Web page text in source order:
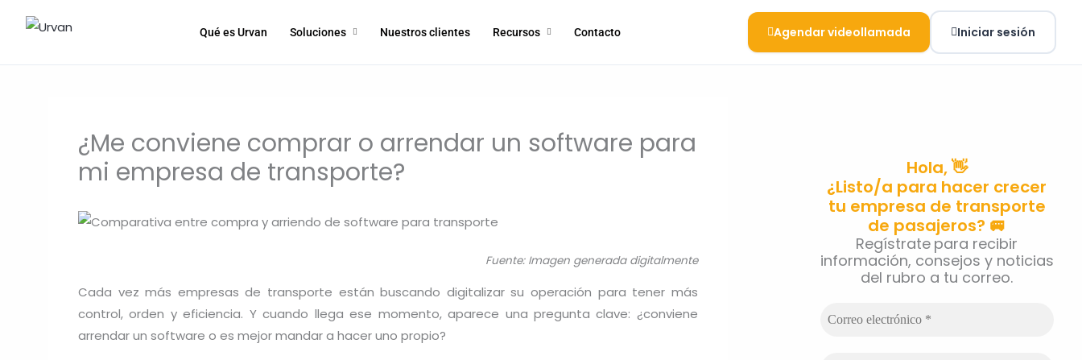
Qué es Urvan Soluciones Nuestros clientes Recursos Contacto Agendar videollamada Iniciar sesión
Aplicación para conductores
Control de asistencia y comunicación automática con pasajeros
Cuentas de email @tuempresa.cl
¿Me conviene comprar o arrendar un software para
mi empresa de transporte?
Fuente: Imagen generada digitalmente
Cada vez más empresas de transporte están buscando digitalizar su operación para tener más
control, orden y eficiencia. Y cuando llega ese momento, aparece una pregunta clave: ¿conviene
arrendar un software o es mejor mandar a hacer uno propio?
Hola, 👋
¿Listo/a para hacer crecer
tu empresa de transporte
de pasajeros? 🚐
Regístrate para recibir
información, consejos y noticias
del rubro a tu correo.